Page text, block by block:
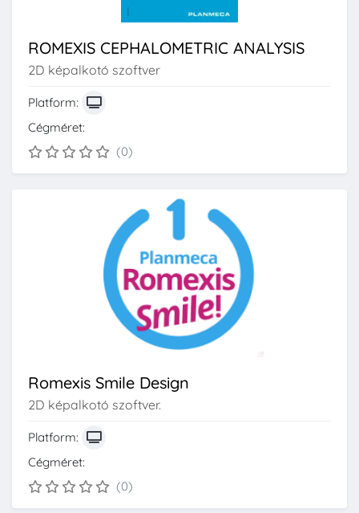
ROMEXIS CEPHALOMETRIC ANALYSIS
2D képalkotó szoftver
Platform:
Cégméret:
(0)
Romexis Smile Design
2D képalkotó szoftver.
Platform:
Cégméret:
(0)